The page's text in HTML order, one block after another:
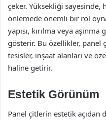
çeker. Yüksekliği sayesinde,
önlemede önemli bir rol
yapısı, kırılma veya
gösterir. Bu özellikler, panel
tesisler, inşaat alanları ve
haline getirir.
Estetik Görünüm
Panel çitlerin estetik açıdan